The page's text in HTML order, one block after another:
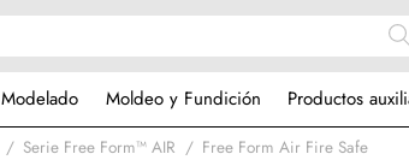
Modelado Moldeo y Fundición Productos
Serie Free Form™ AIR Free Form Air Fire Safe